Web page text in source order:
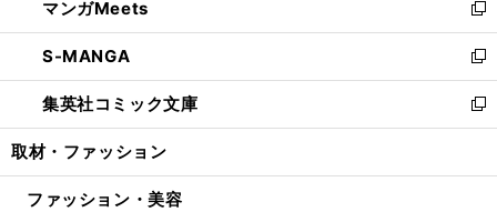
く
で
開
く
ド
ウ
で
開
く
ィ
ン
ド
ウ
で
開
い
ウ
ィ
ン
ド
ウ
開
マンガMeets
新
し
い
ウ
ィ
ン
ウ
S-MANGA
新
し
い
ウ
ン
集英社コミック文庫
新
し
ウ
取材・ファッション
ファッション・美容